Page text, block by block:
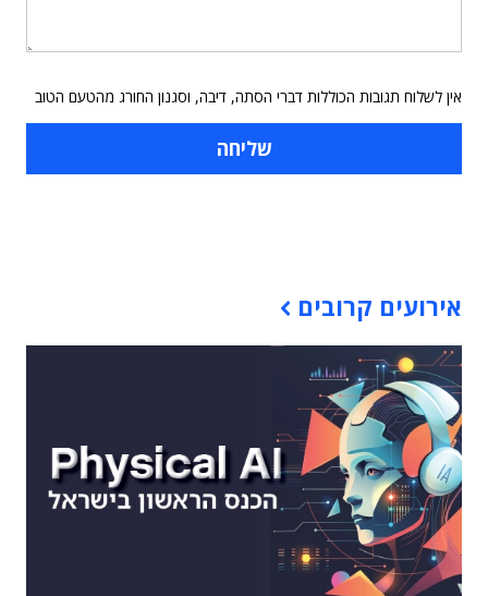
אין לשלוח תגובות הכוללות דברי הסתה, דיבה, וסגנון החורג מהטעם הטוב
אירועים קרובים